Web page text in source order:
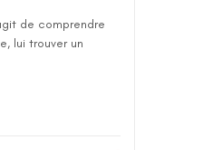
de comprendre
lui trouver un